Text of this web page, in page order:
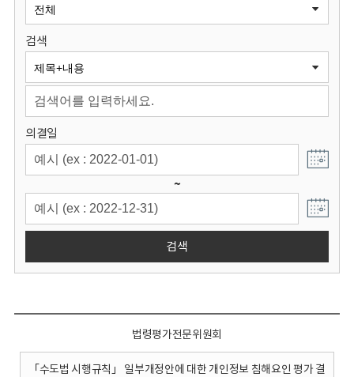
원
회
검색
의결일
~
검색
법령평가전문위원회
「수도법 시행규칙」 일부개정안에 대한 개인정보 침해요인 평가 결